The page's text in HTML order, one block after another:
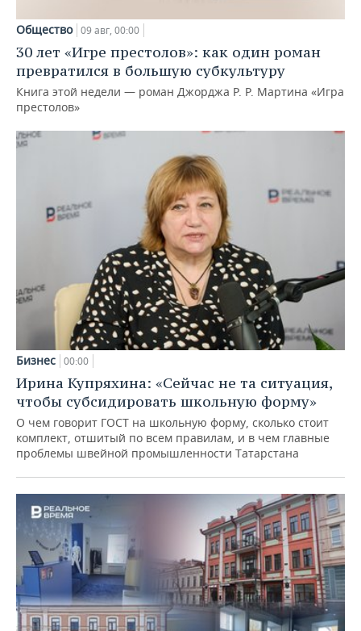
Общество 09 авг, 00:00
30 лет «Игре престолов»: как один роман
превратился в большую субкультуру
Книга этой недели — роман Джорджа Р. Р. Мартина «Игра
престолов»
Бизнес 00:00
Ирина Купряхина: «Сейчас не та ситуация,
чтобы субсидировать школьную форму»
О чем говорит ГОСТ на школьную форму, сколько стоит
комплект, отшитый по всем правилам, и в чем главные
проблемы швейной промышленности Татарстана